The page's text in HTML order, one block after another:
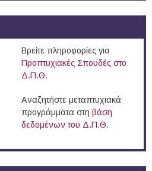
Βρείτε πληροφορίες για
Προπτυχιακές Σπουδές στο
Δ.Π.Θ.
Αναζητήστε μεταπτυχιακά
προγράμματα στη βάση
δεδομένων του Δ.Π.Θ.